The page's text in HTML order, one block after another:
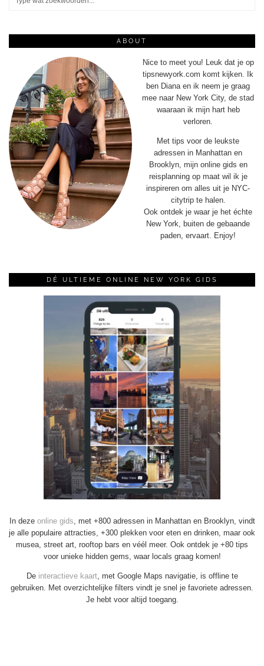
ABOUT
Nice to meet you! Leuk dat je op
tipsnewyork.com komt kijken. Ik
ben Diana en ik neem je graag
mee naar New York City, de stad
waaraan ik mijn hart heb
verloren.
Met tips voor de leukste
adressen in Manhattan en
Brooklyn, mijn online gids en
reisplanning op maat wil ik je
inspireren om alles uit je NYC-
citytrip te halen.
Ook ontdek je waar je het échte
New York, buiten de gebaande
paden, ervaart. Enjoy!
DÉ ULTIEME ONLINE NEW YORK GIDS
In deze online gids , met +800 adressen in Manhattan en Brooklyn, vindt
je alle populaire attracties, +300 plekken voor eten en drinken, maar ook
musea, street art, rooftop bars en véél meer. Ook ontdek je +80 tips
voor unieke hidden gems, waar locals graag komen!
De interactieve kaart, met Google Maps navigatie, is offline te
gebruiken. Met overzichtelijke filters vindt je snel je favoriete adressen.
Je hebt voor altijd toegang.